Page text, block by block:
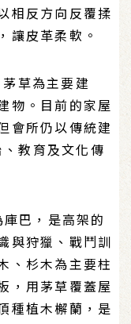
相反方向反覆揉
讓皮革柔軟。
草為主要建
物。目前的家屋
會所仍以傳統建
教育及文化傳
巴，是高架的
與狩獵、戰鬥訓
、杉木為主要柱
，用茅草覆蓋屋
種植木檞蘭，是